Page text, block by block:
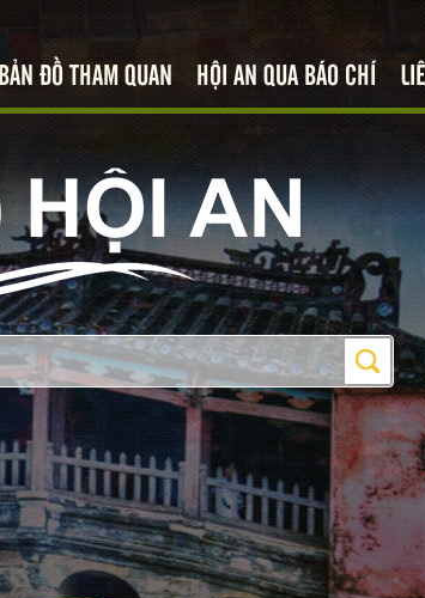
BẢN ĐỒ THAM QUAN HỘI AN QUA BÁO CHÍ